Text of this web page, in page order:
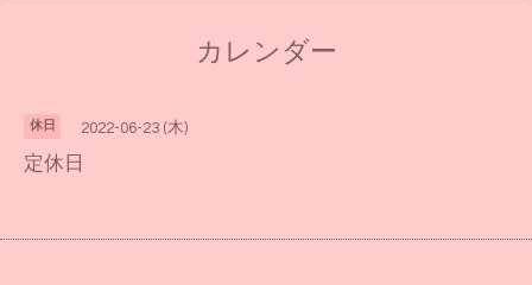
カレンダー
休日 2022-06-23 (木)
定休日